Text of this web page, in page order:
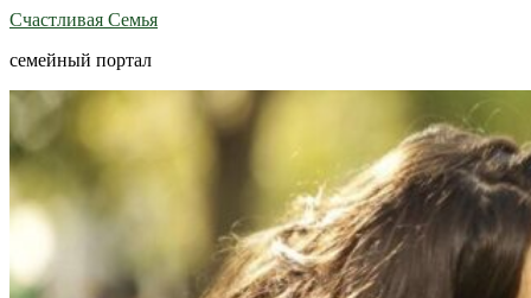
Счастливая Семья
семейный портал